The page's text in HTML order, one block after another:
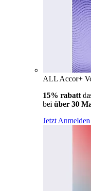
ALL Accor+
15% rabatt
bei über 30
Jetzt Anmelden